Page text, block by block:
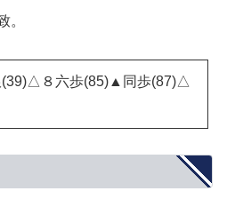
。
８六歩(85)▲同歩(87)△